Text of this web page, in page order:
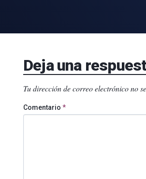
Deja una
Tu dirección de correo electrónico no
Comentario *